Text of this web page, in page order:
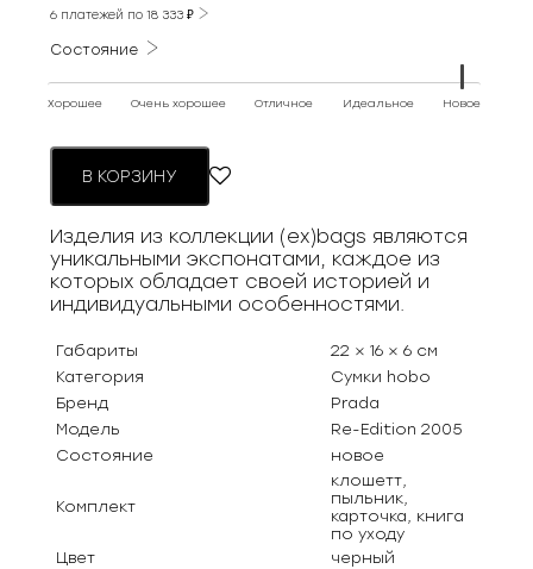
6 платежей по18 333₽
Состояние
Хорошее Очень хорошее Отличное Идеальное Новое
В КОРЗИНУ
Изделия из коллекции (ex)bags являются
уникальными экспонатами, каждое из
которых обладает своей историей и
индивидуальными особенностями.
Габариты
22 × 16 × 6 см
Категория
Сумки hobo
Бренд
Prada
Модель
Re-Edition 2005
Состояние
новое
Комплект
клошетт,
пыльник,
карточка, книга
по уходу
Цвет
черный